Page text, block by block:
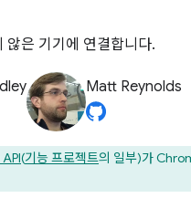
않은 기기에 연결합니다.
Matt Reynolds
(기능 프로젝트의 일부)가